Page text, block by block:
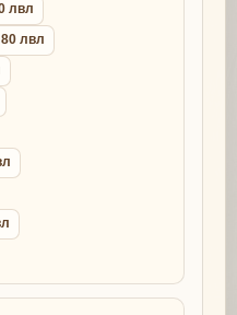
лвл
лвл